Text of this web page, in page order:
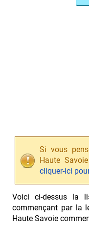
Si vous
Haute
cliquer-ici
Voici ci-dessus la
commençant par la
Haute Savoie